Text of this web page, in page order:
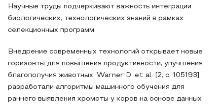
Научные труды подчеркивают важность интеграции
биологических, технологических знаний в рамках
селекционных программ.
Внедрение современных технологий открывает новые
горизонты для повышения продуктивности, улучшения
благополучия животных. Warner D. et al. [2, с. 105193]
разработали алгоритмы машинного обучения для
раннего выявления хромоты у коров на основе данных